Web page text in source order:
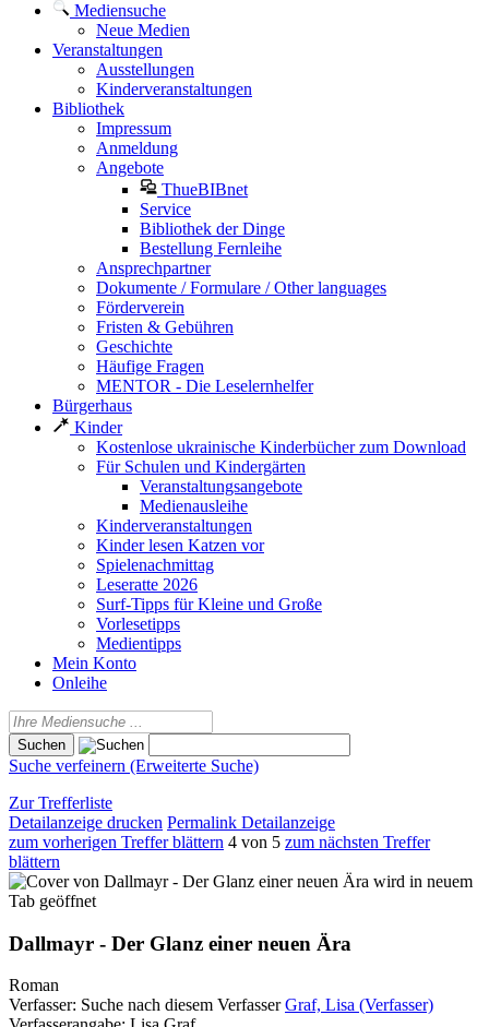
Mediensuche
Neue Medien
Veranstaltungen
Ausstellungen
Kinderveranstaltungen
Bibliothek
Impressum
Anmeldung
Angebote
ThueBIBnet
Service
Bibliothek der Dinge
Bestellung Fernleihe
Ansprechpartner
Dokumente / Formulare / Other languages
Förderverein
Fristen & Gebühren
Geschichte
Häufige Fragen
MENTOR - Die Leselernhelfer
Bürgerhaus
Kinder
Kostenlose ukrainische Kinderbücher zum Download
Für Schulen und Kindergärten
Veranstaltungsangebote
Medienausleihe
Kinderveranstaltungen
Kinder lesen Katzen vor
Spielenachmittag
Leseratte 2026
Surf-Tipps für Kleine und Große
Vorlesetipps
Medientipps
Mein Konto
Onleihe
Suche verfeinern (Erweiterte Suche)
Zur Trefferliste
Detailanzeige drucken Permalink Detailanzeige
zum vorherigen Treffer blättern 4 von 5 zum nächsten Treffer
blättern
wird in neuem
Tab geöffnet
Dallmayr - Der Glanz einer neuen Ära
Roman
Verfasser: Suche nach diesem Verfasser Graf, Lisa (Verfasser)